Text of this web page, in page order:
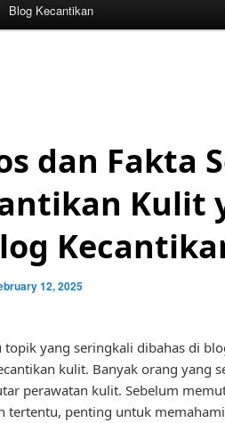
Blog Kecantikan
dan Fakta
Kulit
12, 2025
topik yang seringkali dibahas di
kulit. Banyak orang yang
perawatan kulit. Sebelum
tertentu, penting untuk